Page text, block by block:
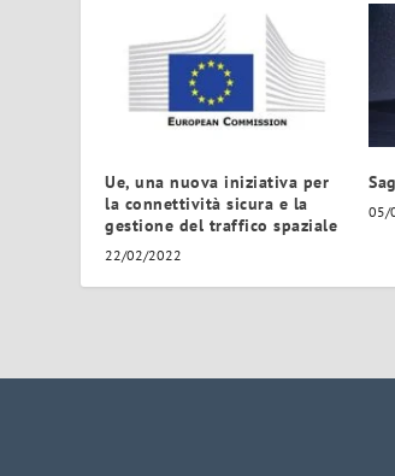
Ue, una nuova iniziativa per
la connettività sicura e la
gestione del traffico spaziale
22/02/2022
05/